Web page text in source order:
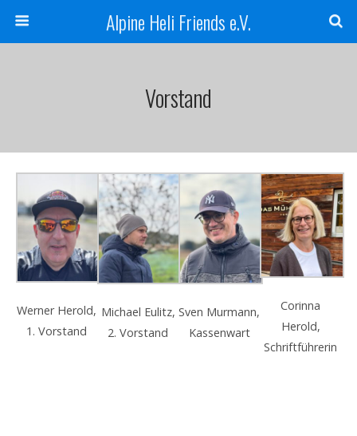
Alpine Heli Friends e.V.
Vorstand
Werner Herold,
1. Vorstand
Michael Eulitz,
2. Vorstand
Sven Murmann,
Kassenwart
Corinna
Herold,
Schriftführerin